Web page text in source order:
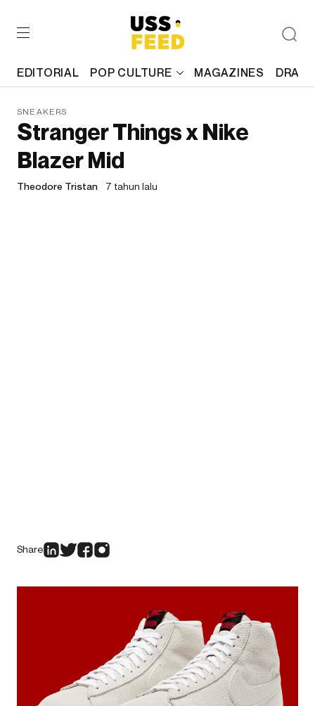
EDITORIAL POP CULTURE MAGAZINES
SNEAKERS
Stranger Things x Nike
Blazer Mid
Theodore Tristan 7 tahun lalu
Share